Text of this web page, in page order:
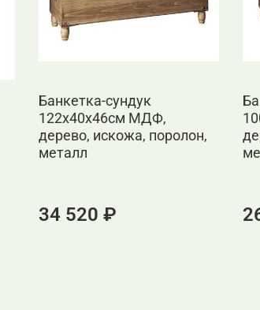
Банкетка-сундук
122х40х46см МДФ,
дерево, искожа, поролон,
металл
34 520 ₽